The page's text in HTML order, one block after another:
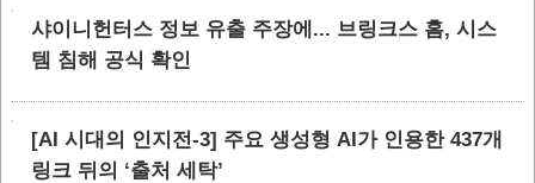
샤이니헌터스 정보 유출 주장에... 브링크스 홈, 시스
템 침해 공식 확인
[AI 시대의 인지전-3] 주요 생성형 AI가 인용한 437개
링크 뒤의 ‘출처 세탁’